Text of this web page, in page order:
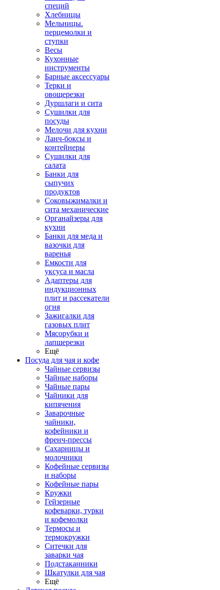
специй
Хлебницы
Мельницы.
перцемолки и
ступки
Весы
Кухонные
инструменты
Барные аксессуары
Терки и
овощерезки
Дуршлаги и сита
Сушилки для
посуды
Мелочи для кухни
Ланч-боксы и
контейнеры
Сушилки для
салата
Банки для
сыпучих
продуктов
Соковыжималки и
сита механические
Органайзеры для
кухни
Банки для меда и
вазочки для
варенья
Емкости для
уксуса и масла
Адаптеры для
индукционных
плит и рассекатели
огня
Зажигалки для
газовых плит
Мясорубки и
лапшерезки
Ещё
Посуда для чая и кофе
Чайные сервизы
Чайные наборы
Чайные пары
Чайники для
кипячения
Заварочные
чайники,
кофейники и
френч-прессы
Сахарницы и
молочники
Кофейные сервизы
и наборы
Кофейные пары
Кружки
Гейзерные
кофеварки, турки
и кофемолки
Термосы и
термокружки
Ситечки для
заварки чая
Подстаканники
Шкатулки для чая
Ещё